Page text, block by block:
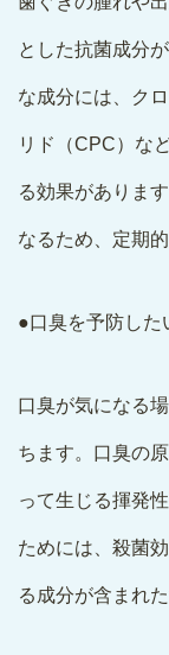
とした抗菌成分
な成分には、ク
リド（CPC）な
る効果がありま
なるため、定期
●口臭を予防した
口臭が気になる
ちます。口臭の
って生じる揮発
ためには、殺菌
る成分が含まれ